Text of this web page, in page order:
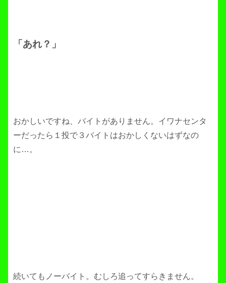
「あれ？」
おかしいですね、バイトがありません。イワナセンタ
ーだったら１投で３バイトはおかしくないはずなの
に…。
続いてもノーバイト。むしろ追ってすらきません。